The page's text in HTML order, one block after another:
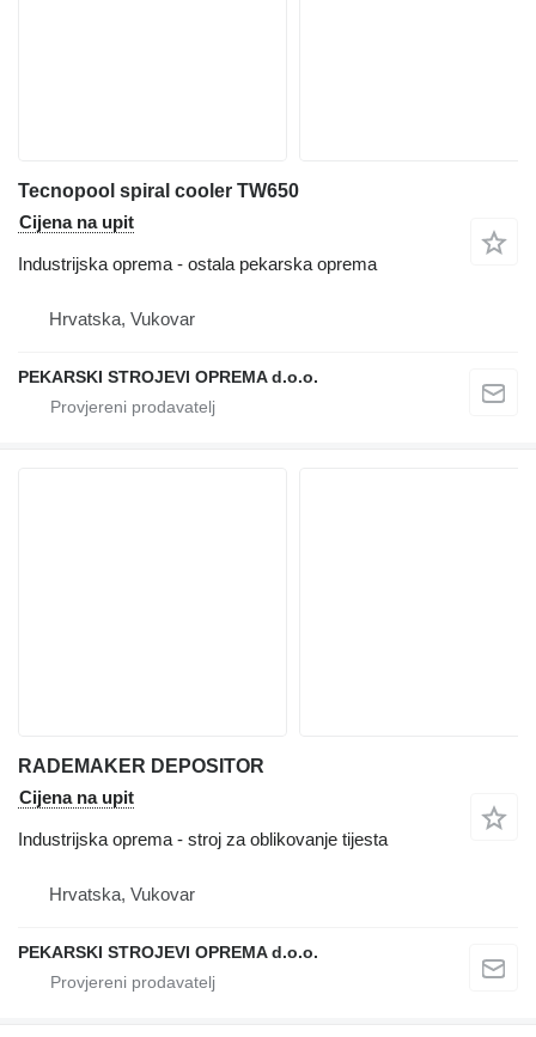
Tecnopool spiral cooler TW650
Cijena na upit
Industrijska oprema - ostala pekarska oprema
Hrvatska, Vukovar
PEKARSKI STROJEVI OPREMA d.o.o.
RADEMAKER DEPOSITOR
Cijena na upit
Industrijska oprema - stroj za oblikovanje tijesta
Hrvatska, Vukovar
PEKARSKI STROJEVI OPREMA d.o.o.